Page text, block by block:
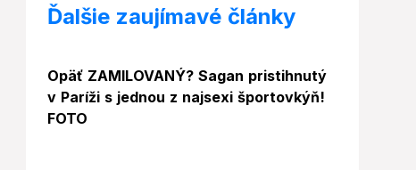
Ďalšie zaujímavé články
Foto
Opäť ZAMILOVANÝ? Sagan pristihnutý
v Paríži s jednou z najsexi športovkýň!
FOTO